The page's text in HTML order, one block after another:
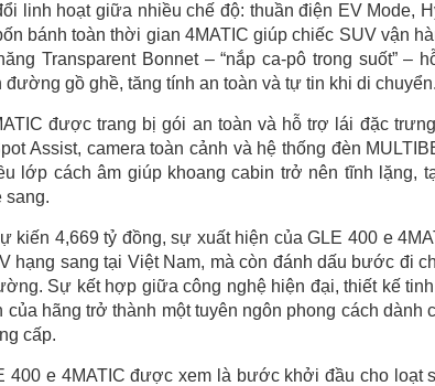
linh hoạt giữa nhiều chế độ: thuần điện EV Mode,
bánh toàn thời gian 4MATIC giúp chiếc SUV vận
Transparent Bonnet – “nắp ca-pô trong suốt”
đường gồ ghề, tăng tính an toàn và tự tin khi di chuyển.
được trang bị gói an toàn và hỗ trợ lái đặc
Assist, camera toàn cảnh và hệ thống đèn
lớp cách âm giúp khoang cabin trở nên tĩnh lặng,
sang.
kiến 4,669 tỷ đồng, sự xuất hiện của GLE 400 e
hạng sang tại Việt Nam, mà còn đánh dấu bước đi
Sự kết hợp giữa công nghệ hiện đại, thiết kế
của hãng trở thành một tuyên ngôn phong cách
cấp.
400 e 4MATIC được xem là bước khởi đầu cho loạt